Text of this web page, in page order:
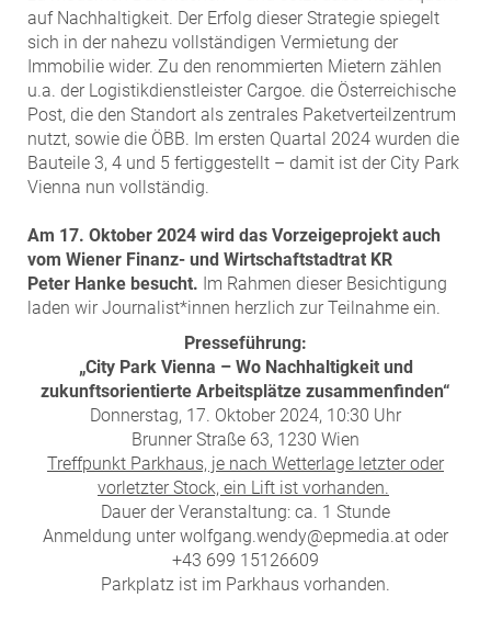
auf Nachhaltigkeit. Der Erfolg dieser Strategie spiegelt
sich in der nahezu vollständigen Vermietung der
Immobilie wider. Zu den renommierten Mietern zählen
u.a. der Logistikdienstleister Cargoe. die Österreichische
Post, die den Standort als zentrales Paketverteilzentrum
nutzt, sowie die ÖBB. Im ersten Quartal 2024 wurden die
Bauteile 3, 4 und 5 fertiggestellt – damit ist der City Park
Vienna nun vollständig.
Am 17. Oktober 2024 wird das Vorzeigeprojekt auch
vom Wiener Finanz- und Wirtschaftstadtrat KR
Peter Hanke besucht. Im Rahmen dieser Besichtigung
laden wir Journalist*innen herzlich zur Teilnahme ein.
Presseführung:
„City Park Vienna – Wo Nachhaltigkeit und
zukunftsorientierte Arbeitsplätze zusammenfinden“
Donnerstag, 17. Oktober 2024, 10:30 Uhr
Brunner Straße 63, 1230 Wien
Treffpunkt Parkhaus, je nach Wetterlage letzter oder
vorletzter Stock, ein Lift ist vorhanden.
Dauer der Veranstaltung: ca. 1 Stunde
Anmeldung unter wolfgang.wendy@epmedia.at oder
+43 699 15126609
Parkplatz ist im Parkhaus vorhanden.